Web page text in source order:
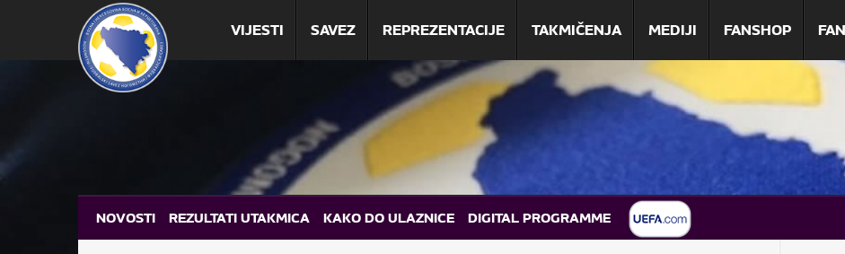
VIJESTI SAVEZ REPREZENTACIJE TAKMIČENJA MEDIJI FANSHOP
NOVOSTI REZULTATI UTAKMICA KAKO DO ULAZNICE DIGITAL PROGRAMME